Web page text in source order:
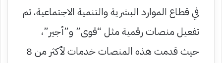
في قطاع الموارد البشرية والتنمية الاجتماعية، تم
تفعيل منصات رقمية مثل “قوى” و”أجير”،
حيث قدمت هذه المنصات خدمات لأكثر من 8